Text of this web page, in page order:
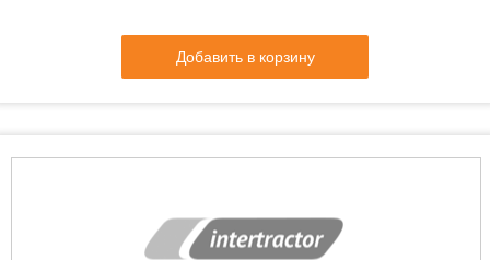
Добавить в корзину